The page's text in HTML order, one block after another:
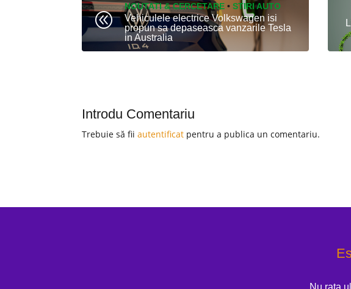
@
NOUTATI & CERCETARE •STIRI AUTO
Vehiculele electrice Volkswagen isi
propun sa depaseasca vanzarile Tesla
in Australia
Introdu Comentariu
Trebuie să fiiautentificat pentru a publica un comentariu.
Nu rata